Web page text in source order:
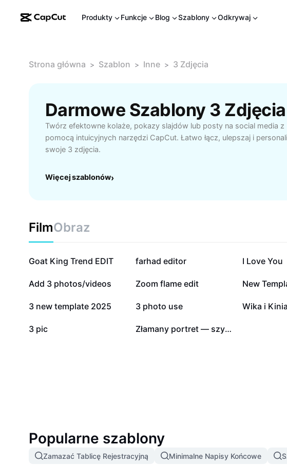
Produkty Funkcje Blog Szablony Odkrywaj
Strona główna > Szablon > Inne > 3 Zdjęcia
Darmowe Szablony 3
Twórz efektowne kolaże, pokazy slajdów lub posty na social media z
pomocą intuicyjnych narzędzi CapCut. Łatwo łącz, ulepszaj i
swoje 3 zdjęcia.
Więcej szablonów›
FilmObraz
571,8 tys.
Goat King Trend EDIT 394,6 tys.
farhad editor 76,2 tys.
I Love You
36,3 tys.
Add 3 photos/videos 35,5 tys.
Zoom flame edit 5 tys.
New
1,5 tys.
3 new template 2025 357
3 photo use 70
Wika i Kinia
1
3 pic 0 Złamany portret — szybki glitch do czystego ujęcia
Popularne szablony
Zamazać Tablicę Rejestracyjną Minimalne Napisy Końcowe